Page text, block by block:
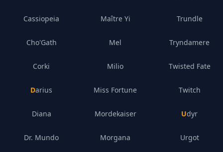
Cassiopeia
Cho'Gath
Corki
Darius
Diana
Dr. Mundo
Maître Yi
Mel
Milio
Miss Fortune
Mordekaiser
Morgana
Trundle
Tryndamere
Twisted Fate
Twitch
Udyr
Urgot